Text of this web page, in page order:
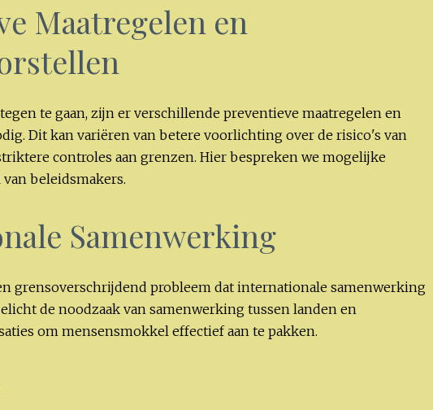
Maatregelen en
te gaan, zijn er verschillende preventieve maatregelen en
Dit kan variëren van betere voorlichting over de risico's van
controles aan grenzen. Hier bespreken we mogelijke
beleidsmakers.
Samenwerking
grensoverschrijdend probleem dat internationale samenwerking
de noodzaak van samenwerking tussen landen en
om mensensmokkel effectief aan te pakken.